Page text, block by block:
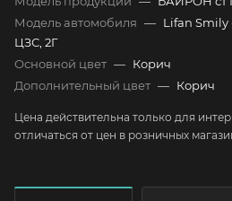
Модель автомобиля — Lifan Smily
ЦЗС, 2Г
Основной цвет — Корич
Дополнительный цвет — Корич
Цена действительна только для
отличаться от цен в розничных